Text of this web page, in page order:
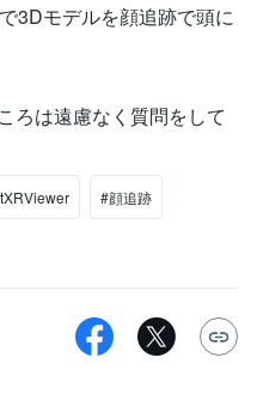
3Dモデルを顔追跡で頭に
ろは遠慮なく質問をして
#顔追跡